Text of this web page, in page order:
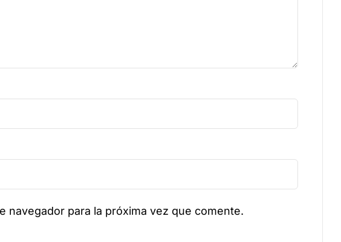
navegador para la próxima vez que comente.